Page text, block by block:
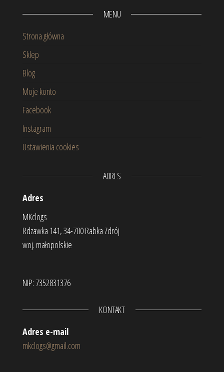
MENU
Strona główna
Sklep
Blog
Moje konto
Facebook
Instagram
Ustawienia cookies
ADRES
Adres
MKclogs
Rdzawka 141, 34-700 Rabka Zdrój
woj. małopolskie
NIP: 7352831376
KONTAKT
Adres e-mail
mkclogs@gmail.com